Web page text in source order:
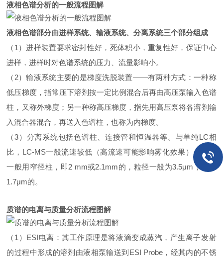
液相色谱分析的一般流程图解
液相色谱部分由进样系统、输液系统、分离系统三个部分组成
（1）进样装置要求密封性好，死体积小，重复性好，保证中心
进样，进样时对色谱系统的压力、流量影响小。
（2）输液系统主要的是梯度洗脱装置——有两种方式：一种称
低压梯度，指常压下溶剂按一定比例混合后再由高压泵输入色谱
柱，又称外梯度；另一种称高压梯度，指先用高压泵将各溶剂输
入混合器混合，再送入色谱柱，也称为内梯度。
（3）分离系统包括色谱柱、连接管和恒温器等。与单纯LC相
比，LC-MS一般流速较低（高流速可能影响雾化效果），所以
一般用窄径柱，即2 mm或2.1mm的，粒径一般为3.5μm，也有
1.7μm的。
质谱的电离与质量分析流程图解
（1）ESI电离：其工作原理是将液滴变成蒸汽，产生离子发射
的过程中形成的溶剂由液相泵输送到ESI Probe，经其内的不锈